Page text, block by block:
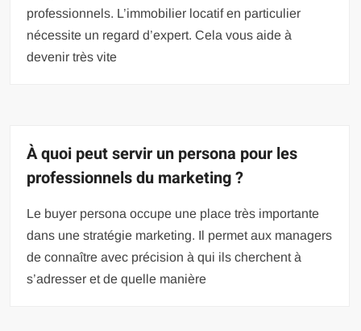
professionnels. L’immobilier locatif en particulier
nécessite un regard d’expert. Cela vous aide à
devenir très vite
À quoi peut servir un persona pour les
professionnels du marketing ?
Le buyer persona occupe une place très importante
dans une stratégie marketing. Il permet aux managers
de connaître avec précision à qui ils cherchent à
s’adresser et de quelle manière